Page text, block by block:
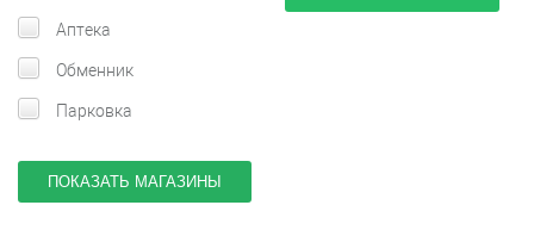
Аптека
Обменник
Парковка